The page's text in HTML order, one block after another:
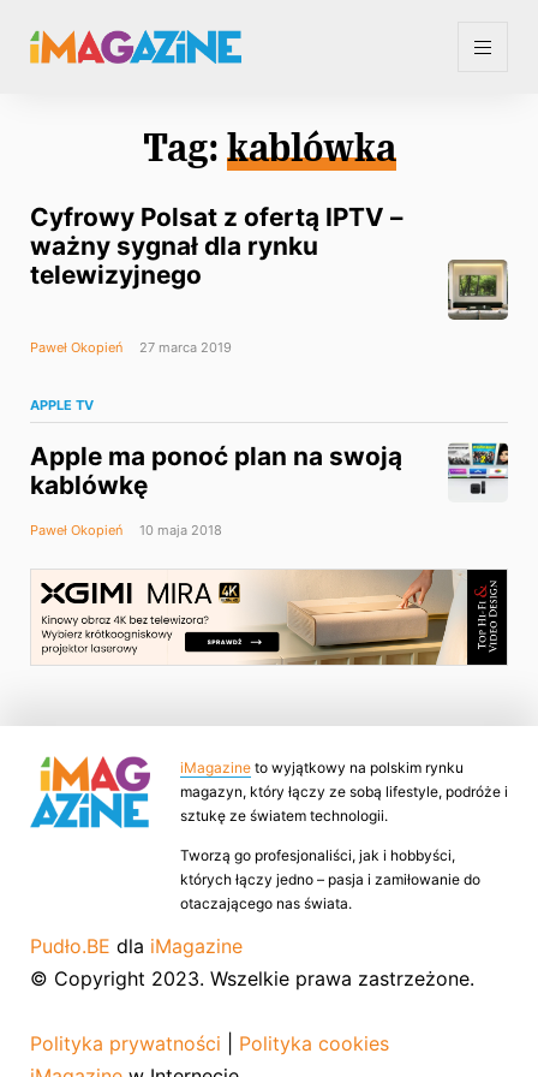
Tag: kablówka
Cyfrowy Polsat z ofertą IPTV –
ważny sygnał dla rynku
telewizyjnego
Paweł Okopień 27 marca 2019
APPLE TV
Apple ma ponoć plan na swoją
kablówkę
Paweł Okopień 10 maja 2018
iMagazine to wyjątkowy na polskim rynku
magazyn, który łączy ze sobą lifestyle, podróże i
sztukę ze światem technologii.
Tworzą go profesjonaliści, jak i hobbyści,
których łączy jedno – pasja i zamiłowanie do
otaczającego nas świata.
Pudło.BE dla iMagazine
© Copyright 2023. Wszelkie prawa zastrzeżone.
Polityka prywatności
Polityka cookies